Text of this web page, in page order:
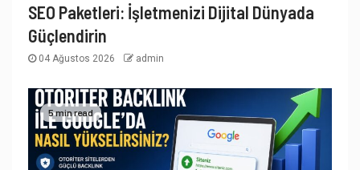
SEO Paketleri: İşletmenizi Dijital Dünyada
Güçlendirin
04 Ağustos 2026 admin
5 min read